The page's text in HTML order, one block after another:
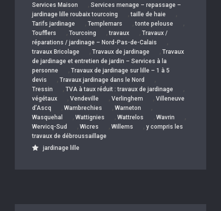
Services Maison , Services menage – repassage –
jardinage lille roubaix tourcoing
,taille de haie ,
Tarifs jardinage , Templemars ,tonte pelouse ,
Toufflers , Tourcoing ,travaux , Travaux /
réparations / jardinage – Nord-Pas-de-Calais
,
travaux Bricolage , Travaux de jardinage , Travaux
de jardinage et entretien de jardin – Services à la
personne
, Travaux de jardinage sur lille – 1 à 5
devis
, Travaux jardinage dans le Nord ,
Tressin , TVA à taux réduit : travaux de jardinage ,
végétaux , Vendeville , Verlinghem , Villeneuve
d’Ascq
, Wambrechies , Warneton ,
Wasquehal , Wattignies , Wattrelos , Wavrin ,
Wervicq-Sud , Wicres , Willems , y compris les
travaux de débroussaillage
jardinage lille